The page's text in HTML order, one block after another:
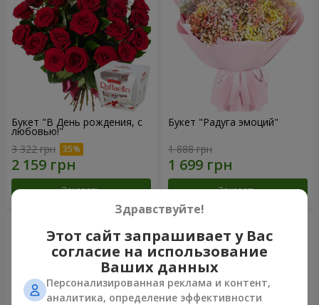
Букет "В День рождения, с
любовью!"
3 322 грн
Заказать
Букет "Радуга эмоций"
1 888 грн
Заказать
Здравствуйте!
Этот сайт запрашивает у Вас
согласие на использование
Ваших данных
Персонализированная реклама и контент,
аналитика, определение эффективности